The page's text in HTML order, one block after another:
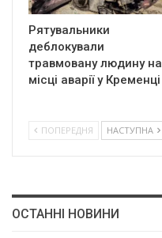
Рятувальники
деблокували
травмовану людину на
місці аварії у Кременці
ПОПЕРЕДНЯ НАСТУПНА
ОСТАННІ НОВИНИ